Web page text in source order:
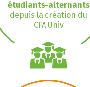
étudiants-alternants
depuis la création du
CFA Univ